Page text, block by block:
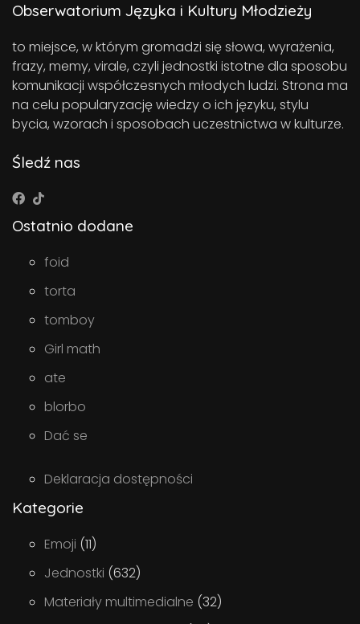
Obserwatorium Języka i Kultury Młodzieży
to miejsce, w którym gromadzi się słowa, wyrażenia,
frazy, memy, virale, czyli jednostki istotne dla sposobu
komunikacji współczesnych młodych ludzi. Strona ma
na celu popularyzację wiedzy o ich języku, stylu
bycia, wzorach i sposobach uczestnictwa w kulturze.
Śledź nas
Ostatnio dodane
foid
torta
tomboy
Girl math
ate
blorbo
Dać se
Deklaracja dostępności
Kategorie
Emoji (11)
Jednostki (632)
Materiały multimedialne (32)